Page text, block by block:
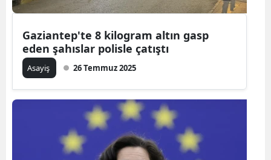
Gaziantep'te 8 kilogram altın gasp
eden şahıslar polisle çatıştı
Asayiş 26 Temmuz 2025